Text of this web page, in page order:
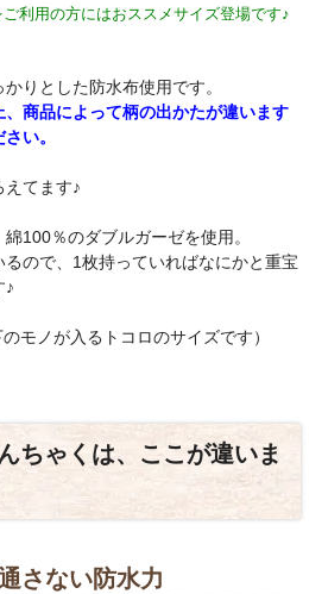
利用の方にはおススメサイズ登場です♪
りとした防水布使用です。
商品によって柄の出かたが違います
い。
てます♪
100％のダブルガーゼを使用。
ので、1枚持っていればなにかと重宝
♪
モノが入るトコロのサイズです）
ちゃくは、ここが違いま
さない防水力